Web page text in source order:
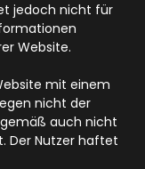
jedoch nicht für
Website.
mit einem
nicht der
auch nicht
Der Nutzer haftet